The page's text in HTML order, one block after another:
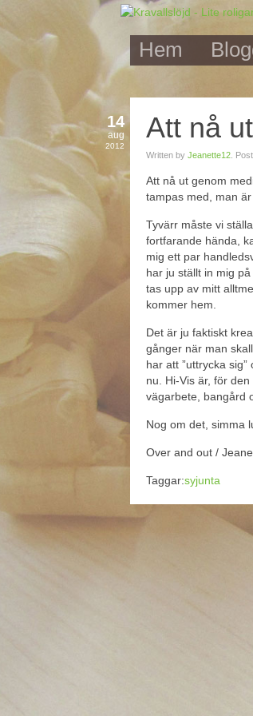
Hem
14
aug
2012
Att nå ut
Written by Jeanette12 .
Att nå ut genom
tampas med, man
Tyvärr måste vi
fortfarande hända,
mig ett par
har ju ställt in mig
tas upp av mitt
kommer hem.
Det är ju faktiskt
gånger när man
har att ”uttrycka
nu. Hi-Vis är, för
vägarbete, bangård
Nog om det, simma
Over and out /
Taggar:syjunta